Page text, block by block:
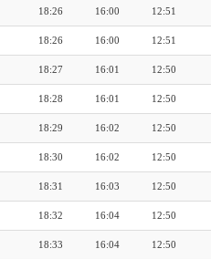
12:51
16:00
18:26
12:51
16:00
18:26
12:50
16:01
18:27
12:50
16:01
18:28
12:50
16:02
18:29
12:50
16:02
18:30
12:50
16:03
18:31
12:50
16:04
18:32
12:50
16:04
18:33